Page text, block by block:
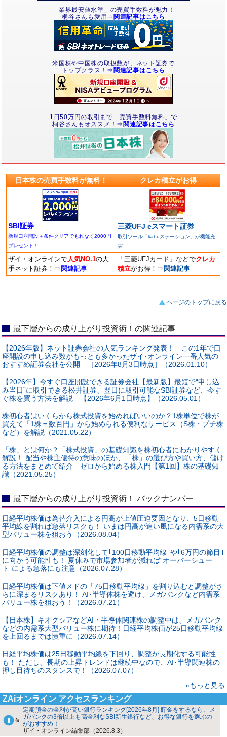
「業界最安値水準」の売買手数料が魅力！
桐谷さんも愛用⇒ 関連記事はこちら
米国株や中国株の取扱数が、ネット証券で
トップクラス！⇒ 関連記事はこちら
1日50万円の取引まで「売買手数料無料」で
桐谷さんもオススメ！⇒ 関連記事はこちら
日本株の売買手数料が無料！ クレカ積立がお得
SBI証券
新規口座開設＋条件クリアでもれなく2000円
プレゼント！
三菱UFJ eスマート証券
取引ツール「kabuステーション」が機能充
実
ザイ・オンラインで人気NO.1の大
手ネット証券！ ⇒ 関連記事
「三菱UFJカード」などでクレカ
積立がお得！ ⇒ 関連記事
ページのトップに戻る
最下層からの成り上がり投資術！の関連記事
【2026年版】ネット証券会社の人気ランキング発表！ この1年で口
座開設の申し込み数がもっとも多かったザイ･オンライン一番人気の
おすすめ証券会社を公開 ［2026年8月3日時点］（2026.01.10）
【2026年】今すぐ口座開設できる証券会社【最新版】最短で“申し込
み当日”に取引できる松井証券、翌日に取引可能なSBI証券など、今す
ぐ株を買う方法を解説 【2026年6月1日時点】（2026.05.01）
株初心者はいくらから株式投資を始めればいいのか？1株単位で株が
買えて「1株＝数百円」から始められる便利なサービス（S株・プチ株
など）を解説（2021.05.22）
「株」とは何か？「株式投資」の基礎知識を株初心者にわかりやすく
解説！ 配当や株主優待の意味のほか、「株」の選び方や買い方、儲け
る方法をまとめて紹介 ゼロから始める株入門【第1回】株の基礎知
識（2021.05.25）
最下層からの成り上がり投資術！ バックナンバー
日経平均株価は為替介入による円高が上値圧迫要因となり、5日移動
平均線を割れば急落リスクも！ いまは円高が追い風になる内需系の大
型バリュー株を狙おう（2026.08.04）
日経平均株価の調整は深刻化して｢100日移動平均線｣や｢6万円の節目｣
に向かう可能性も！ 夏休みで市場参加者が減れば“オーバーシュー
ト”による急落にも注意（2026.07.28）
日経平均株価は下値メドの「75日移動平均線」を割り込むと調整がさ
らに深まるリスクあり！ AI･半導体株を避け、メガバンクなど内需系
バリュー株を狙おう！（2026.07.21）
【日本株】キオクシアなどAI・半導体関連株の調整中は、メガバンク
などの内需系大型バリュー株に期待！日経平均株価が25日移動平均線
を上回るまでは慎重に（2026.07.14）
日経平均株価は25日移動平均線を下回り、調整が長期化する可能性
も！ ただし、長期の上昇トレンドは継続中なので、AI･半導関連株の
押し目待ちのスタンスで！（2026.07.07）
»もっと見る
ZAiオンライン アクセスランキング
定期預金の金利が高い銀行ランキング[2026年8月] 貯金をするなら、メ
ガバンクの3倍以上も高金利なSBI新生銀行など、お得な銀行を選ぶの
がおすすめ！
ザイ・オンライン編集部（2026.8.3）